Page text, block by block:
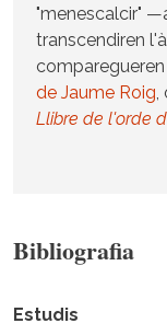
"menescalcir"
transcendiren
de Jaume Roig,
Llibre de l'orde
Bibliografia
Estudis